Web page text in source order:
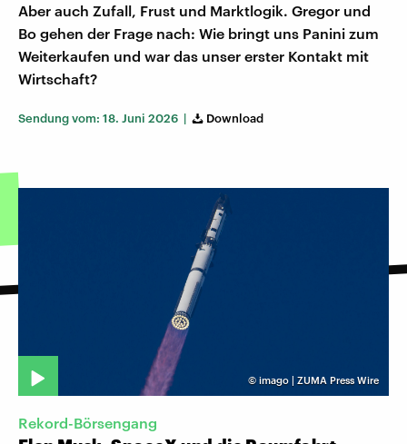
Aber auch Zufall, Frust und Marktlogik. Gregor und
Bo gehen der Frage nach: Wie bringt uns Panini zum
Weiterkaufen und war das unser erster Kontakt mit
Wirtschaft?
Sendung vom: 18. Juni 2026 | Download
© imago | ZUMA Press Wire
Rekord-Börsengang